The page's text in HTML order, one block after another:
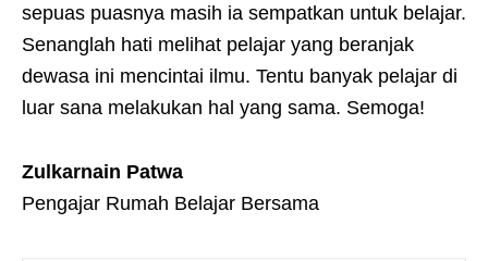
sepuas puasnya masih ia sempatkan untuk belajar.
Senanglah hati melihat pelajar yang beranjak
dewasa ini mencintai ilmu. Tentu banyak pelajar di
luar sana melakukan hal yang sama. Semoga!
Zulkarnain Patwa
Pengajar Rumah Belajar Bersama